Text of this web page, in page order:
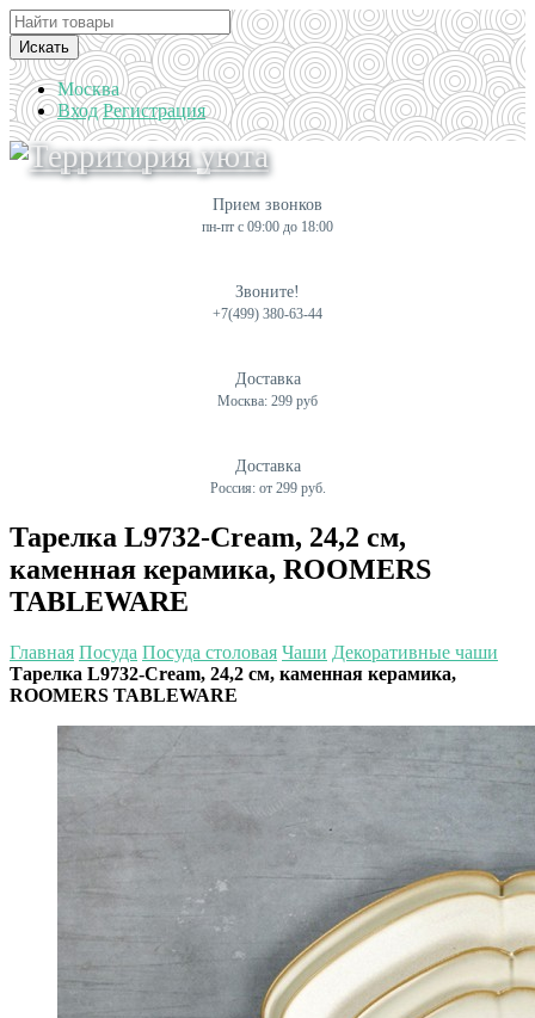
Искать
Москва
Вход Регистрация
Прием звонков
пн-пт с 09:00 до 18:00
Звоните!
+7(499) 380-63-44
Доставка
Москва: 299 руб
Доставка
Россия: от 299 руб.
Тарелка L9732-Cream, 24,2 см,
каменная керамика, ROOMERS
TABLEWARE
Главная Посуда Посуда столовая Чаши Декоративные чаши
Тарелка L9732-Cream, 24,2 см, каменная керамика,
ROOMERS TABLEWARE